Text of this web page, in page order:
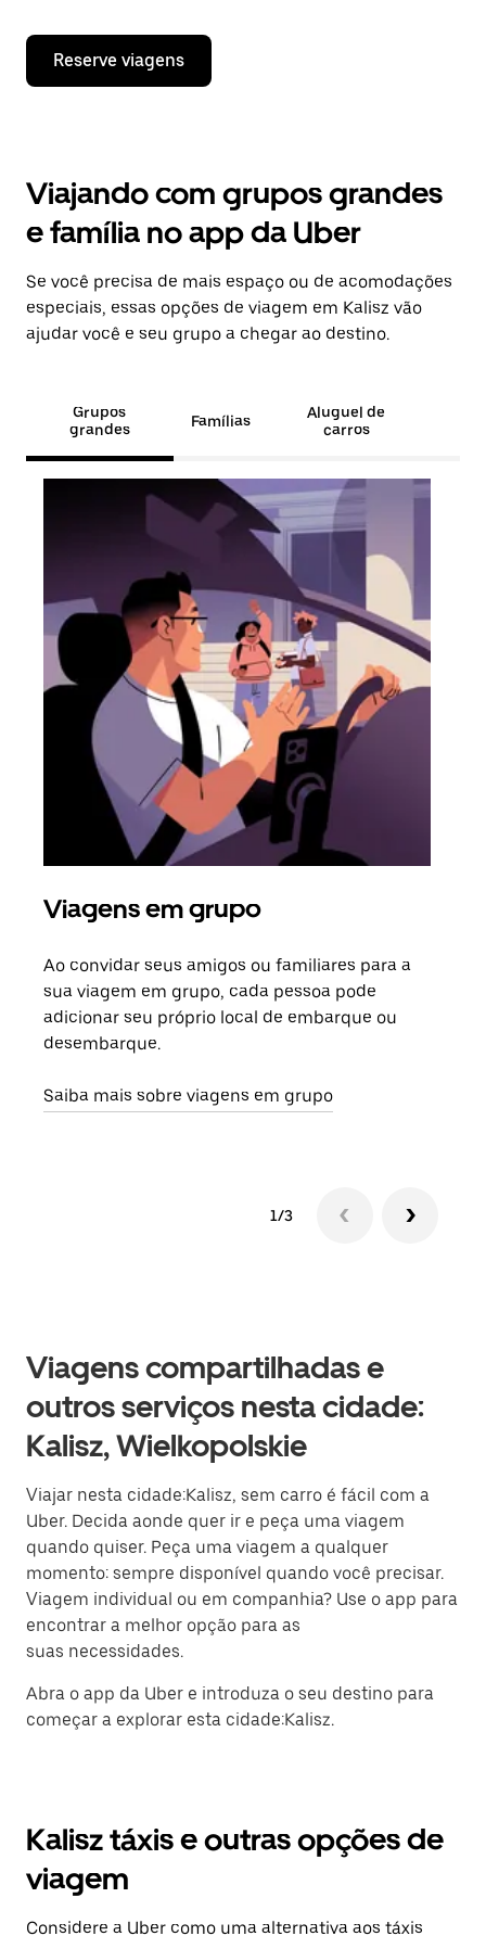
Reserve viagens
Viajando com grupos grandes
e família no app da Uber
Se você precisa de mais espaço ou de acomodações
especiais, essas opções de viagem em Kalisz vão
ajudar você e seu grupo a chegar ao destino.
Grupos
grandes
Famílias
Aluguel de
carros
Viagens em grupo
Ao convidar seus amigos ou familiares para a
sua viagem em grupo, cada pessoa pode
adicionar seu próprio local de embarque ou
desembarque.
Saiba mais sobre viagens em grupo
1/3
Viagens compartilhadas e
outros serviços nesta cidade:
Kalisz, Wielkopolskie
Viajar nesta cidade:Kalisz, sem carro é fácil com a
Uber. Decida aonde quer ir e peça uma viagem
quando quiser. Peça uma viagem a qualquer
momento: sempre disponível quando você precisar.
Viagem individual ou em companhia? Use o app para
encontrar a melhor opção para as
suas necessidades.
Abra o app da Uber e introduza o seu destino para
começar a explorar esta cidade:Kalisz.
Kalisz táxis e outras opções de
viagem
Considere a Uber como uma alternativa aos táxis